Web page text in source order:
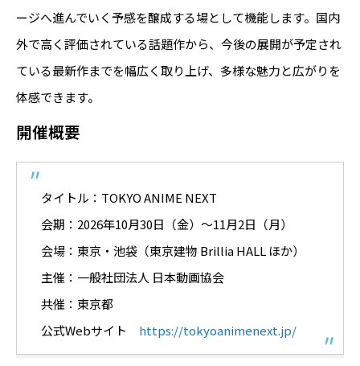
ージへ進んでいく予感を醸成する場として機能します。国内
外で高く評価されている話題作から、今後の展開が予定され
ている最新作までを幅広く取り上げ、多様な魅力と広がりを
体感できます。
開催概要
タイトル：TOKYO ANIME NEXT
会期：2026年10月30日（金）～11月2日（月）
会場：東京・池袋（東京建物 Brillia HALL ほか）
主催：一般社団法人 日本動画協会
共催：東京都
公式Webサイト https://tokyoanimenext.jp/